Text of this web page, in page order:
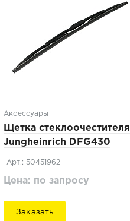
Аксессуары
Щетка стеклоочестителя
Jungheinrich DFG430
Арт.: 50451962
Цена: по запросу
Заказать